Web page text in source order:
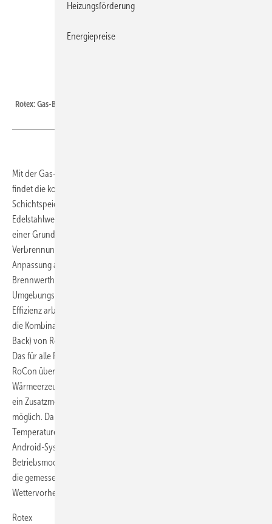
Rotex: Gas-Brennwert-/Solarkombination GCU compact.
Mit der Gas-Brennwert-/Solarkombination GCU compact von Rotex
findet die komplette Heizung inklusive 300- oder 500-l-Solar-
Schichtspeicher und die Trinkwassererwärmung über
Edelstahlwellrohr-Wärmeübertrager nach dem Durchlaufprinzip auf
einer Grundfläche von 0,36 m
Verbrennungsregelung Lambda-Gx ermöglicht die automatische
Anpassung an verschiedene Gasarten und sorgt dafür, dass der Gas-
Brennwertheizkessel auch bei unterschiedlichen
Umgebungsbedingungen und Gasarten (auch Flüssiggas) mit hoher
Effizienz arbeitet. Über den integrierten Bivalenz-Wärmeübertrager ist
die Kombination mit einem Solaris-Solarsystem (Druck oder Drain-
Back) von Rotex oder mit einem externen Wärmeerzeuger möglich.
Das für alle Rotex-Wärmeerzeuger einheitliche Regelungskonzept
RoCon übernimmt neben den Sicherheits- und Regelfunktionen des
Wärmeerzeugers auch das Management des Wärmespeichers. Durch
ein Zusatzmodul ist eine Kommunikation mit RoCon via Smartphone
möglich. Damit lassen sich Ist-Temperaturen auslesen und Soll-
Temperaturen verändern. Über die App Rotex Control (iOS; für
Android-Systeme in Vorbereitung) können auch Zeitprogramme und
Betriebsmodi verändert werden. Als zusätzliche Information liefert sie
die gemessene Außentemperatur und das aktuelle Wetter mit
Wettervorhersage für die nächsten drei Tage.
Rotex
Heizungsförderung
Energiepreise